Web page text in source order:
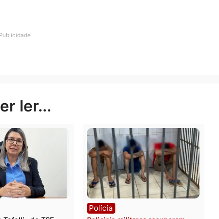
horário de folga, poderá ser remunerado para reforçar
melhor segurança às famílias que estão visitando
Publicidade
ler...